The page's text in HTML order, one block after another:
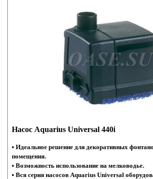
Насос Aquarius Universal 440i
• Идеальное решение для декоративных
помещения.
• Возможность использование на мелководье.
• Вся серия насосов Aquarius Universal